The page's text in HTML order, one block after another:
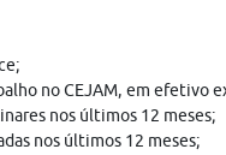
no CEJAM, em efetivo
nos últimos 12 meses;
nos últimos 12 meses;